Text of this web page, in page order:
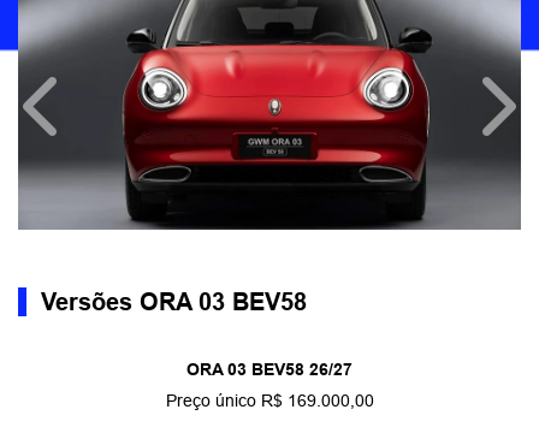
Anterior
Versões ORA 03 BEV58
ORA 03 BEV58 26/27
Preço único R$ 169.000,00